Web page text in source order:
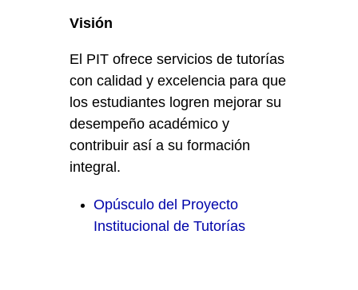
Visión
El PIT ofrece servicios de tutorías
con calidad y excelencia para que
los estudiantes logren mejorar su
desempeño académico y
contribuir así a su formación
integral.
Opúsculo del Proyecto
Institucional de Tutorías